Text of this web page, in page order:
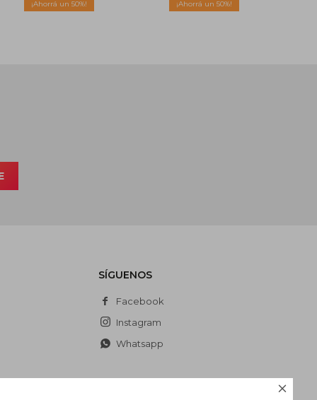

50 50
SÍGUENOS
Facebook
Instagram
Whatsapp